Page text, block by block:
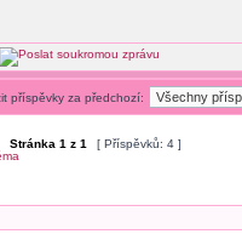
příspěvky za předchozí:
Stránka1 z1 [ Příspěvků: 4 ]